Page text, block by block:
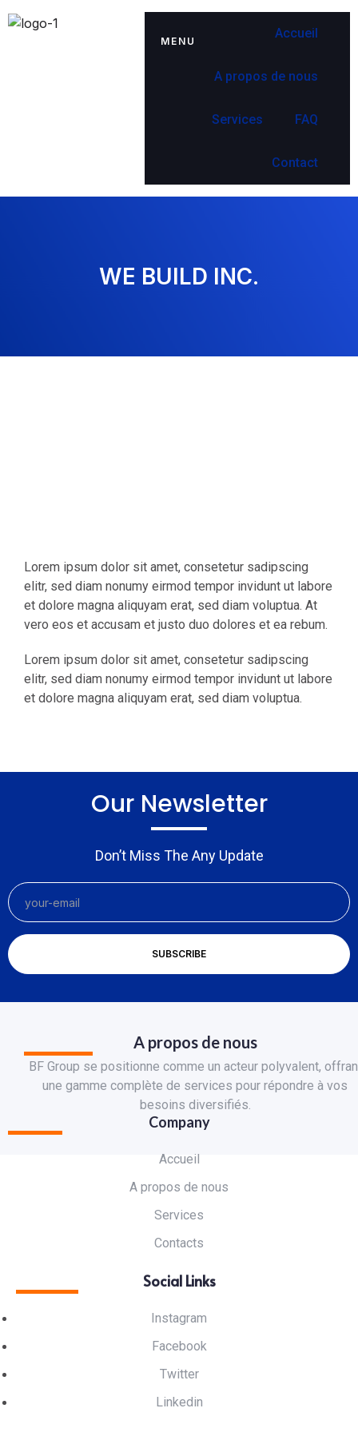
MENU
Accueil
A propos de nous
Services FAQ
Contact
WE BUILD INC.
Lorem ipsum dolor sit amet, consetetur sadipscing
elitr, sed diam nonumy eirmod tempor invidunt ut labore
et dolore magna aliquyam erat, sed diam voluptua. At
vero eos et accusam et justo duo dolores et ea rebum.
Lorem ipsum dolor sit amet, consetetur sadipscing
elitr, sed diam nonumy eirmod tempor invidunt ut labore
et dolore magna aliquyam erat, sed diam voluptua.
Our Newsletter
Don’t Miss The Any Update
A propos de nous
BF Group se positionne comme un acteur polyvalent,
une gamme complète de services pour répondre à vos
besoins diversifiés.
Company
Accueil
A propos de nous
Services
Contacts
Social Links
Instagram
Facebook
Twitter
Linkedin